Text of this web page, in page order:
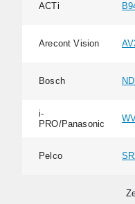
ACTi
Arecont Vision
Bosch
i-
PRO/Panasonic
Pelco